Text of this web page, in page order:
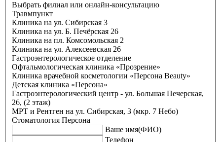
Выбрать филиал или онлайн-консультацию
Травмпункт
Клиника на ул. Сибирская 3
Клиника на ул. Б. Печёрская 26
Клиника на пл. Комсомольская 2
Клиника на ул. Алексеевская 26
Гастроэнтерологическое отделение
Офтальмологическая клиника «Прозрение»
Клиника врачебной косметологии «Персона Beauty»
Детская клиника «Персона»
Гастроэнтерологический центр - ул. Большая Печерская,
26, (2 этаж)
МРТ и Рентген на ул. Сибирская, 3 (мкр. 7 Небо)
Стоматология Персона
Ваше имя(ФИО)
Телефон